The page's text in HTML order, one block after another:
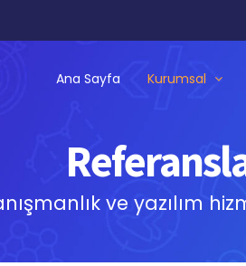
Ana Sayfa Kurumsal
ve yazılım